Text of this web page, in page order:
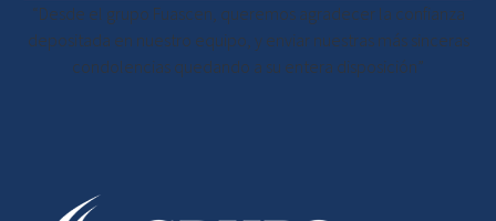
“Desde el grupo Fuascen, queremos agradecer la confianza
depositada en nuestro equipo, y enviar nuestras más sinceras
condolencias quedando a su entera disposición”